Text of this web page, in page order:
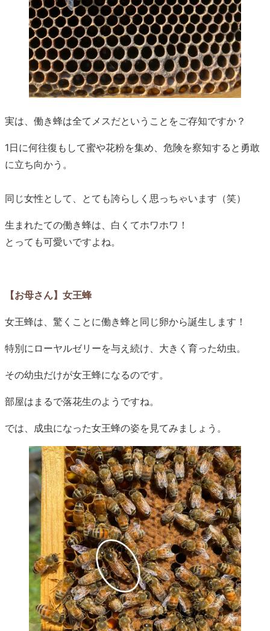
実は、働き蜂は全てメスだということをご存知ですか？
1日に何往復もして蜜や花粉を集め、危険を察知すると勇敢
に立ち向かう。
同じ女性として、とても誇らしく思っちゃいます（笑）
生まれたての働き蜂は、白くてホワホワ！
とっても可愛いですよね。
【お母さん】女王蜂
女王蜂は、驚くことに働き蜂と同じ卵から誕生します！
特別にローヤルゼリーを与え続け、大きく育った幼虫。
その幼虫だけが女王蜂になるのです。
部屋はまるで落花生のようですね。
では、成虫になった女王蜂の姿を見てみましょう。